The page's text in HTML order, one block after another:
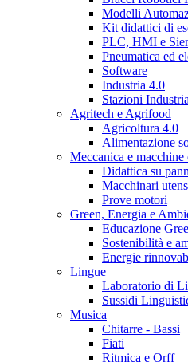
Modelli
Kit didattici di
PLC, HMI e
Pneumatica ed
Software
Industria 4.0
Stazioni
Agritech e Agrifood
Agricoltura 4.0
Alimentazione
Meccanica e macchine
Didattica su
Macchinari
Prove motori
Green, Energia e
Educazione
Sostenibilità e
Energie
Lingue
Laboratorio di
Sussidi
Musica
Chitarre - Bassi
Fiati
Ritmica e Orff